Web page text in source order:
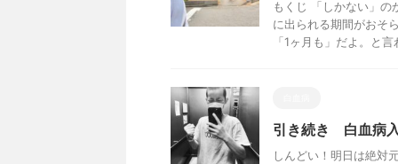
もくじ 「しかない」の
に出られる期間がおそ
「1ヶ月も」だよ。と
引き続き 白血病
しんどい！明日は絶対